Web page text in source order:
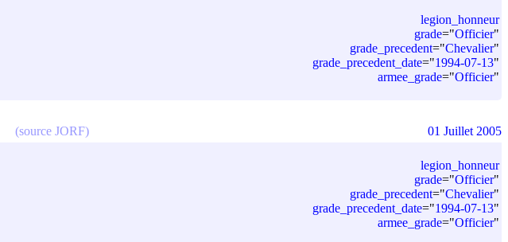
legion_honneur
grade="Officier"
grade_precedent="Chevalier"
grade_precedent_date="1994-07-13"
armee_grade="Officier"
legion_honneur
grade="Officier"
grade_precedent="Chevalier"
grade_precedent_date="1994-07-13"
armee_grade="Officier"
(source JORF) 01 Juillet 2005